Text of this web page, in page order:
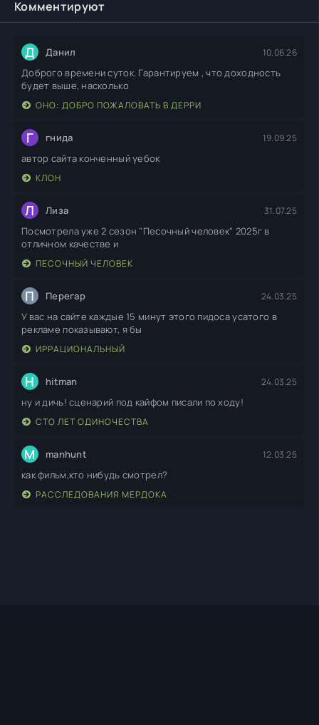
Комментируют
Д Данил 10.06.26
Доброго времени суток. Гарантируем , что доходность
будет выше, насколько
ОНО: ДОБРО ПОЖАЛОВАТЬ В ДЕРРИ
Г гнида 19.09.25
автор сайта конченный уебок
КЛОН
Л Лиза 31.07.25
Посмотрела уже 2 сезон "Песочный человек" 2025г в
отличном качестве и
ПЕСОЧНЫЙ ЧЕЛОВЕК
П Перегар 24.03.25
У вас на сайте каждые 15 минут этого пидоса усатого в
рекламе показывают, я бы
ИРРАЦИОНАЛЬНЫЙ
H hitman 24.03.25
ну и дичь! сценарий под кайфом писали по ходу!
СТО ЛЕТ ОДИНОЧЕСТВА
M manhunt 12.03.25
как фильм,кто нибудь смотрел?
РАССЛЕДОВАНИЯ МЕРДОКА